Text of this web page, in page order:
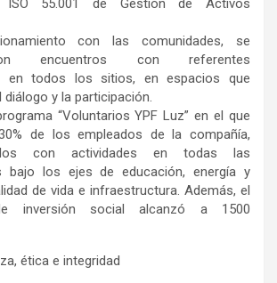
ISO 55.001 de Gestión de Activos
con las comunidades, se
encuentros con referentes
en todos los sitios, en espacios que
diálogo y la participación.
“Voluntarios YPF Luz” en el que
de los empleados de la compañía,
con actividades en todas las
bajo los ejes de educación, energía y
de vida e infraestructura. Además, el
inversión social alcanzó a 1500
ética e integridad